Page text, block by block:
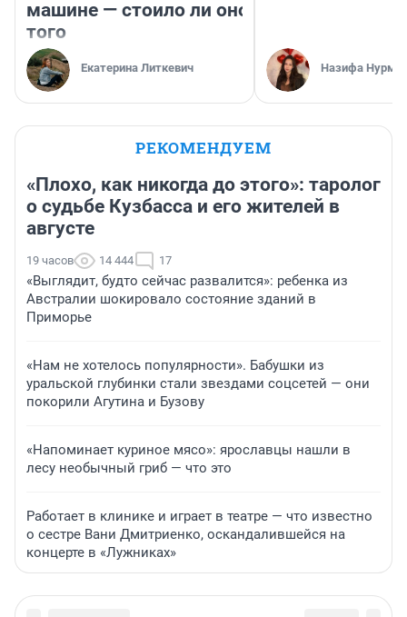
машине — стоило ли оно
того
Екатерина Литкевич Назифа
РЕКОМЕНДУЕМ
«Плохо, как никогда до этого»: таролог
о судьбе Кузбасса и его жителей в
августе
19 часов 14 444 17
«Выглядит, будто сейчас развалится»: ребенка из
Австралии шокировало состояние зданий в
Приморье
«Нам не хотелось популярности». Бабушки из
уральской глубинки стали звездами соцсетей — они
покорили Агутина и Бузову
«Напоминает куриное мясо»: ярославцы нашли в
лесу необычный гриб — что это
Работает в клинике и играет в театре — что известно
о сестре Вани Дмитриенко, оскандалившейся на
концерте в «Лужниках»